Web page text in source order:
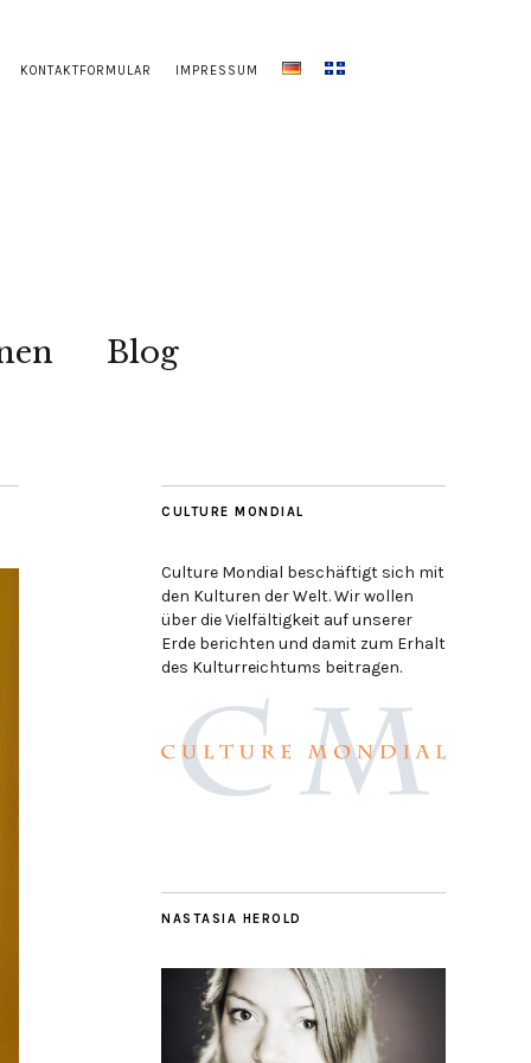
KONTAKTFORMULAR IMPRESSUM
Blog
CULTURE MONDIAL
Culture Mondial beschäftigt sich mit
den Kulturen der Welt. Wir wollen
über die Vielfältigkeit auf unserer
Erde berichten und damit zum Erhalt
des Kulturreichtums beitragen.
NASTASIA HEROLD